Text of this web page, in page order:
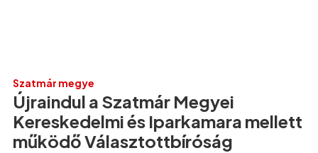
Szatmár megye
Újraindul a Szatmár Megyei
Kereskedelmi és Iparkamara mellett
működő Választottbíróság